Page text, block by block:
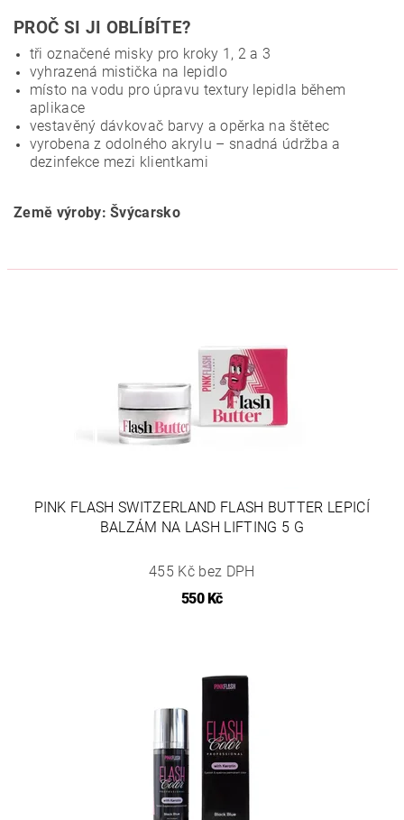
PROČ SI JI OBLÍBÍTE?
tři označené misky pro kroky 1, 2 a 3
vyhrazená mistička na lepidlo
místo na vodu pro úpravu textury lepidla během
aplikace
vestavěný dávkovač barvy a opěrka na štětec
vyrobena z odolného akrylu – snadná údržba a
dezinfekce mezi klientkami
Země výroby: Švýcarsko
PINK FLASH SWITZERLAND FLASH BUTTER LEPICÍ
BALZÁM NA LASH LIFTING 5 G
455 Kč bez DPH
550 Kč